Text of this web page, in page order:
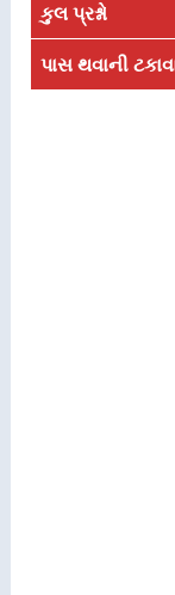
કુલ પ્રશ્નો
પાસ થવાની